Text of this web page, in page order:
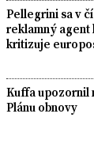
Pellegrini sa v
reklamný agent
kritizuje
Kuffa upozornil
Plánu obnovy